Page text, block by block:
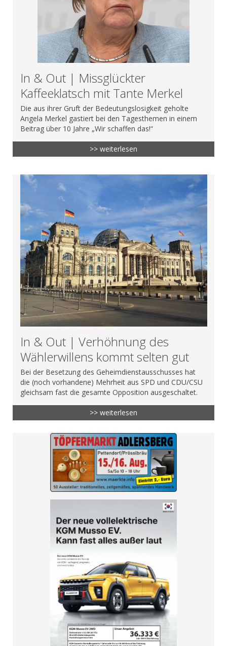
In & Out | Missglückter
Kaffeeklatsch mit Tante Merkel
Die aus ihrer Gruft der Bedeutungslosigkeit geholte
Angela Merkel gastiert bei den Tagesthemen in einem
Beitrag über 10 Jahre „Wir schaffen das!“
>> weiterlesen
In & Out | Verhöhnung des
Wählerwillens kommt selten gut
Bei der Besetzung des Geheimdienstausschusses hat
die (noch vorhandene) Mehrheit aus SPD und CDU/CSU
gleichsam fast die gesamte Opposition ausgeschaltet.
>> weiterlesen